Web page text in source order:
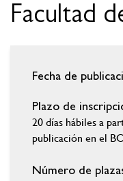
Facultad
Fecha de
Plazo de
20 días hábiles a
publicación en el
Número de